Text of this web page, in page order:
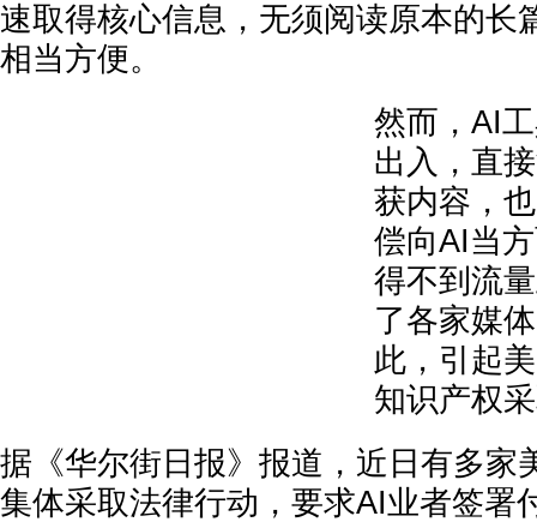
速取得核心信息，无须阅读原本的长
相当方便。
然而，AI
出入，直
获内容，
偿向AI当
得不到流
了各家媒
此，引起
知识产权
据《华尔街日报》报道，近日有多家
集体采取法律行动，要求AI业者签署